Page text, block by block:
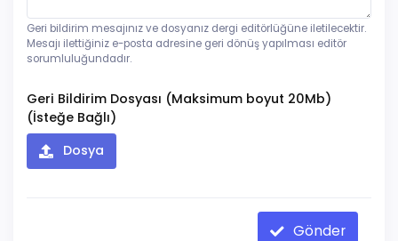
Geri bildirim mesajınız ve dosyanız dergi editörlüğüne iletilecektir.
Mesajı ilettiğiniz e-posta adresine geri dönüş yapılması editör
sorumluluğundadır.
Geri Bildirim Dosyası (Maksimum boyut 20Mb)
(İsteğe Bağlı)
Dosya
Gönder